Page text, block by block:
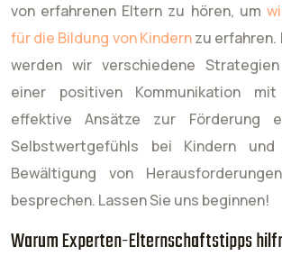
von erfahrenen Eltern zu hören, um
für die Bildung von Kindernzu erfahren.
werden wir verschiedene
einer positiven Kommunikation
effektive Ansätze zur Förderung
Selbstwertgefühls bei Kindern
Bewältigung von
besprechen. Lassen Sie uns beginnen!
Warum Experten-Elternschaftstipps